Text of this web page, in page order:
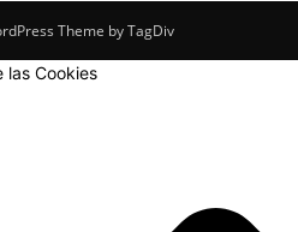
Theme by TagDiv
las Cookies